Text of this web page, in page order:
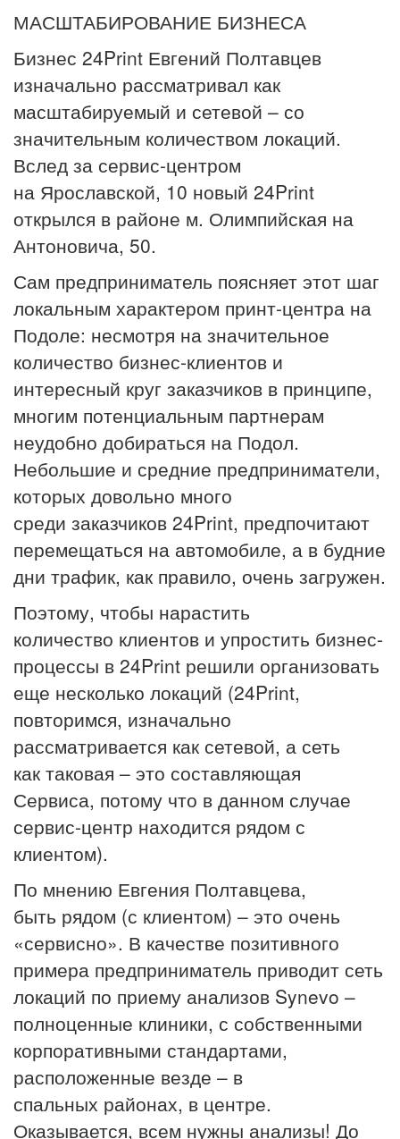
МАСШТАБИРОВАНИЕ БИЗНЕСА
Бизнес 24Print Евгений Полтавцев
изначально рассматривал как
масштабируемый и сетевой – со
значительным количеством локаций.
Вслед за сервис-центром
на Ярославской, 10 новый 24Print
открылся в районе м. Олимпийская на
Антоновича, 50.
Сам предприниматель поясняет этот шаг
локальным характером принт-центра на
Подоле: несмотря на значительное
количество бизнес-клиентов и
интересный круг заказчиков в принципе,
многим потенциальным партнерам
неудобно добираться на Подол.
Небольшие и средние предприниматели,
которых довольно много
среди заказчиков 24Print, предпочитают
перемещаться на автомобиле, а в будние
дни трафик, как правило, очень загружен.
Поэтому, чтобы нарастить
количество клиентов и упростить бизнес-
процессы в 24Print решили организовать
еще несколько локаций (24Print,
повторимся, изначально
рассматривается как сетевой, а сеть
как таковая – это составляющая
Сервиса, потому что в данном случае
сервис-центр находится рядом с
клиентом).
По мнению Евгения Полтавцева,
быть рядом (с клиентом) – это очень
«сервисно». В качестве позитивного
примера предприниматель приводит сеть
локаций по приему анализов Synevo –
полноценные клиники, с собственными
корпоративными стандартами,
расположенные везде – в
спальных районах, в центре.
Оказывается, всем нужны анализы! До